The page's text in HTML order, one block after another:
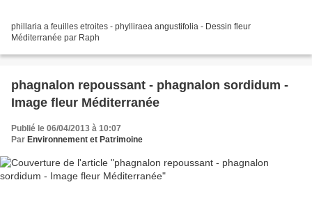
phillaria a feuilles etroites - phylliraea angustifolia - Dessin fleur
Méditerranée par Raph
phagnalon repoussant - phagnalon sordidum -
Image fleur Méditerranée
Publié le 06/04/2013 à 10:07
Par Environnement et Patrimoine